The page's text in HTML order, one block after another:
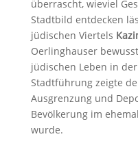
überrascht, wieviel
Stadtbild entdecken
jüdischen Viertels
Oerlinghauser
jüdischen Leben in
Stadtführung zeigte
Ausgrenzung und
Bevölkerung im
wurde.